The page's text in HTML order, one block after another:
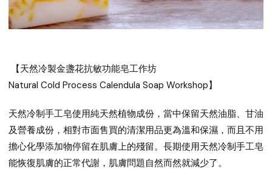
【天然冷製金盞花抗敏功能皂工作坊
Natural Cold Process Calendula Soap Workshop】
天然冷制手工皂使用純天然植物成份，當中保留天然油脂、甘油
及營養成份，相對市面售買的清潔用品更為溫和保濕，而且不用
擔心化學添加物停留在肌膚上的殘留。長期使用天然冷制手工皂
能恢復肌膚的正常代謝，肌膚問題自然而然就減少了。